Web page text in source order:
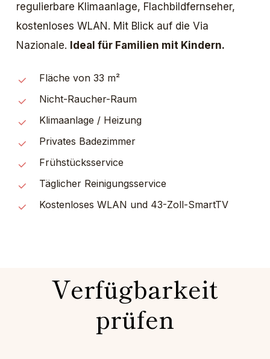
regulierbare Klimaanlage, Flachbildfernseher,
kostenloses WLAN. Mit Blick auf die Via
Nazionale. Ideal für Familien mit Kindern.
Fläche von 33 m²
Nicht-Raucher-Raum
Klimaanlage / Heizung
Privates Badezimmer
Frühstücksservice
Täglicher Reinigungsservice
Kostenloses WLAN und 43-Zoll-SmartTV
Verfügbarkeit
prüfen